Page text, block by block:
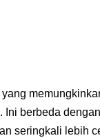
Ini berbeda
seringkali lebih